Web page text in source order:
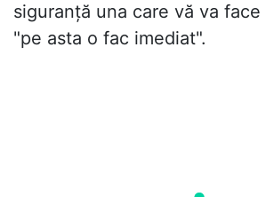
siguranță una care vă va
"pe asta o fac imediat".